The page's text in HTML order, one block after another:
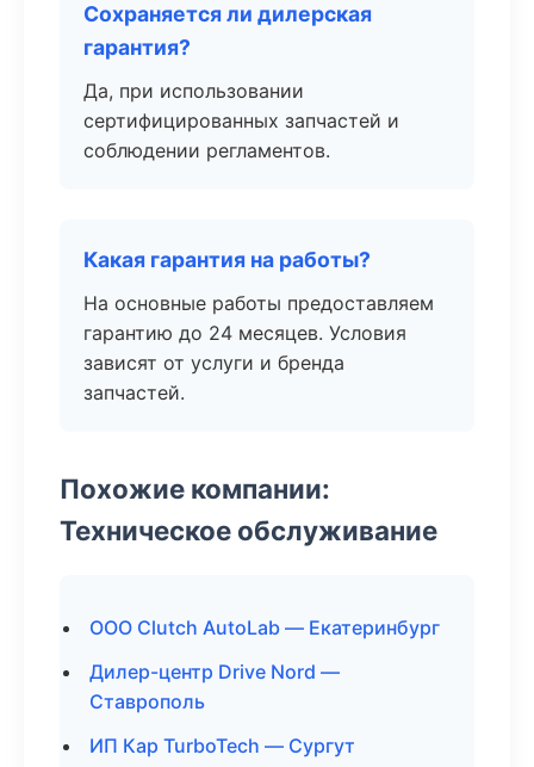
Сохраняется ли дилерская
гарантия?
Да, при использовании
сертифицированных запчастей и
соблюдении регламентов.
Какая гарантия на работы?
На основные работы предоставляем
гарантию до 24 месяцев. Условия
зависят от услуги и бренда
запчастей.
Похожие компании:
Техническое обслуживание
ООО Clutch AutoLab — Екатеринбург
Дилер-центр Drive Nord —
Ставрополь
ИП Кар TurboTech — Сургут